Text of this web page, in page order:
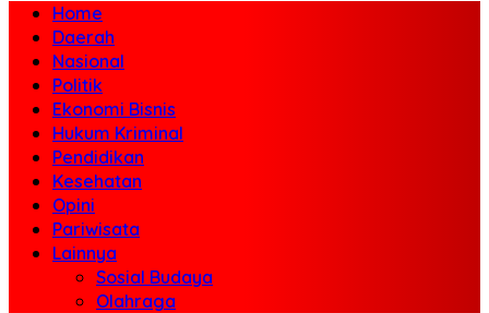
Home
Daerah
Nasional
Politik
Ekonomi Bisnis
Hukum Kriminal
Pendidikan
Kesehatan
Opini
Pariwisata
Lainnya
Sosial Budaya
Olahraga